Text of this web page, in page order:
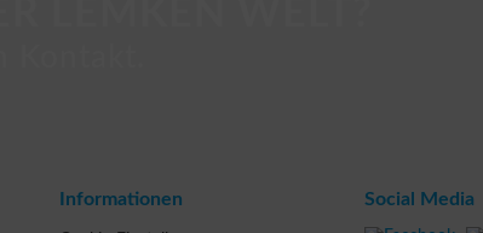
Informationen Social Media